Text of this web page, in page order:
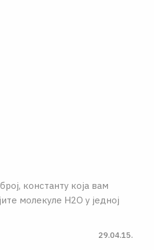
константу која вам
молекуле H2O у једној
29.04.15.